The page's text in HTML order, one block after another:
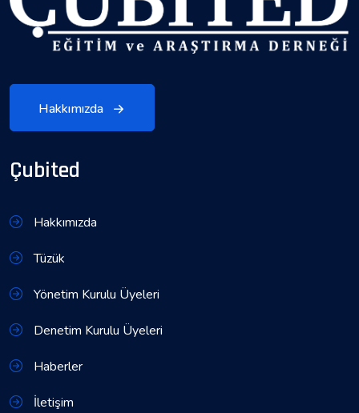
Hakkımızda
Çubited
Hakkımızda
Tüzük
Yönetim Kurulu Üyeleri
Denetim Kurulu Üyeleri
Haberler
İletişim